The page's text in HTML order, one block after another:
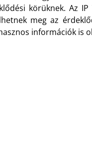
körüknek. Az
meg az
információk is